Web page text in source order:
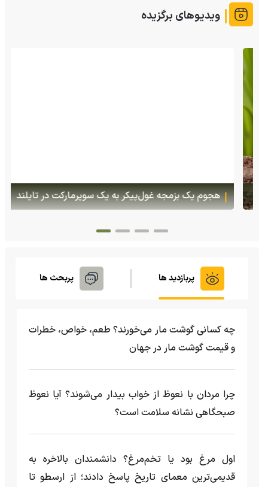
ویدیوهای برگزیده
هجوم یک بزمجه غول‌پیکر به یک سوپرمارکت در تایلند
پربازدید ها پربحث ها
چه کسانی گوشت مار می‌خورند؟ طعم، خواص، خطرات
و قیمت گوشت مار در جهان
چرا مردان با نعوظ از خواب بیدار می‌شوند؟ آیا نعوظ
صبحگاهی نشانه سلامت است؟
اول مرغ بود یا تخم‌مرغ؟ دانشمندان بالاخره به
قدیمی‌ترین معمای تاریخ پاسخ دادند؛ از ارسطو تا